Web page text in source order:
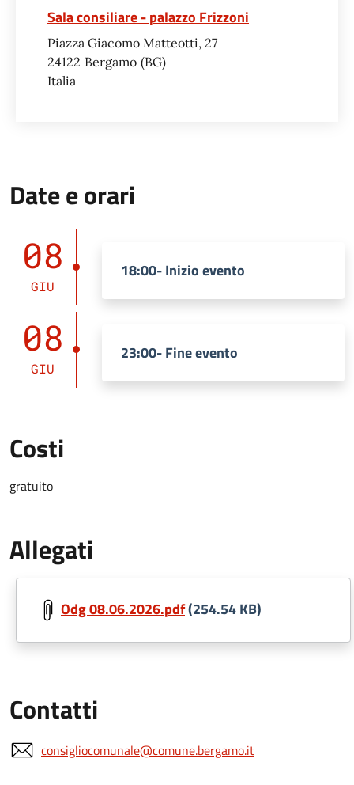
Sala consiliare - palazzo Frizzoni
Piazza Giacomo Matteotti, 27
24122 Bergamo BG
Italia
Date e orari
08
GIU
18:00- Inizio evento
08
GIU
23:00- Fine evento
Costi
gratuito
Allegati
Odg 08.06.2026.pdf(254.54 KB)
Contatti
consigliocomunale@comune.bergamo.it